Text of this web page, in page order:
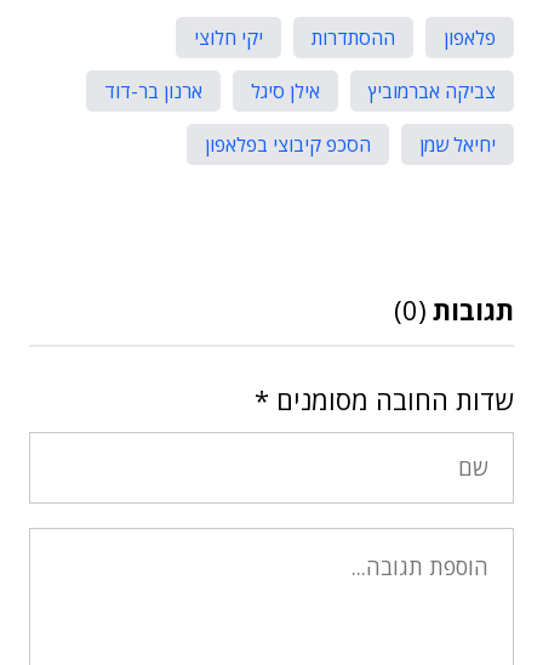
פלאפון ההסתדרות
יקי חלוצי
צביקה אברמוביץ
אילן סיגל
ארנון בר-דוד
יחיאל שמן
הסכפ קיבוצי בפלאפון
תגובות (0)
שדות החובה מסומנים *